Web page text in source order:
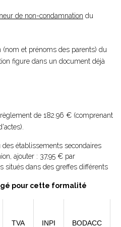
de non-condamnation du
(nom et prénoms des parents) du
figure dans un document déjà
de 182.96 € (comprenant
établissements secondaires
ajouter : 37,95 € par
situés dans des greffes différents
pour cette formalité
TVA INPI BODACC